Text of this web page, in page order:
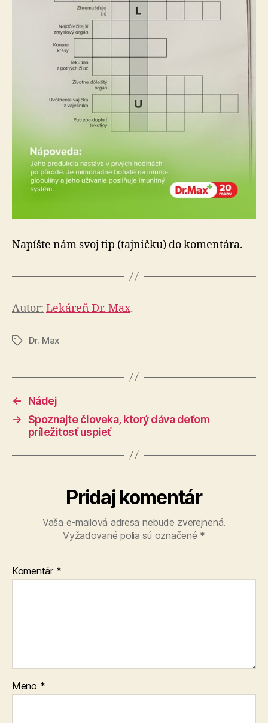
Napíšte nám svoj tip (tajničku) do komentára.
Autor: Lekáreň Dr. Max.
ZnačkyDr. Max
←
Nádej
→ Spoznajte človeka, ktorý dáva deťom
príležitosť uspieť
Pridaj komentár
Vaša e-mailová adresa nebude zverejnená.
Vyžadované polia sú označené *
Komentár *
Meno *